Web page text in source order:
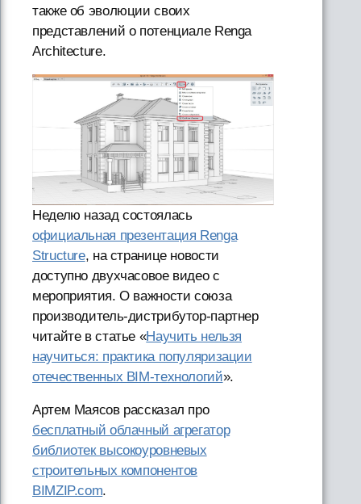
также об эволюции своих
представлений о потенциале Renga
Architecture.
Неделю назад состоялась
официальная презентация Renga
Structure, на странице новости
доступно двухчасовое видео с
мероприятия. О важности союза
производитель-дистрибутор-партнер
читайте в статье «Научить нельзя
научиться: практика популяризации
отечественных BIM-технологий».
Артем Маясов рассказал про
бесплатный облачный агрегатор
библиотек высокоуровневых
строительных компонентов
BIMZIP.com.